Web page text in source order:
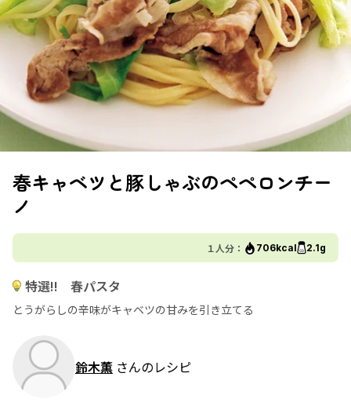
春キャベツと豚しゃぶのペペロンチー
ノ
１人分： 706kcal 2.1g
特選!! 春パスタ
とうがらしの辛味がキャベツの甘みを引き立てる
鈴木薫 さんのレシピ